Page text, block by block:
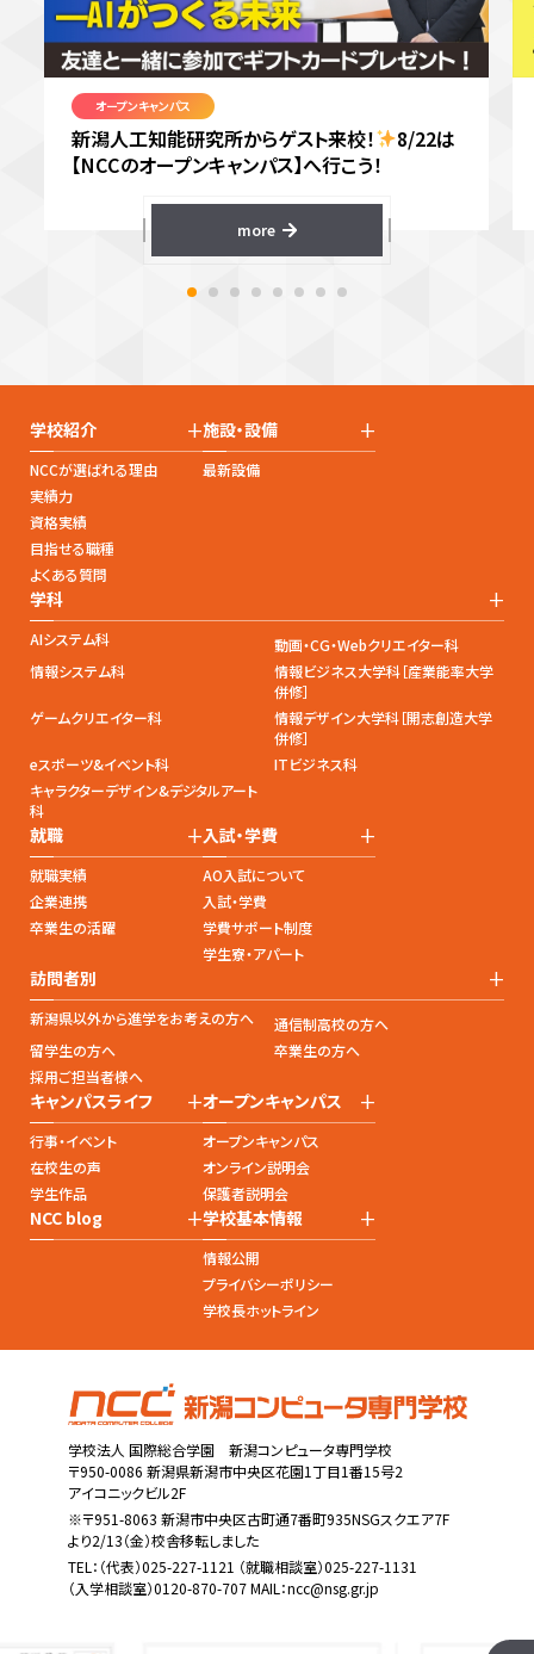
オープンキャンパス
新潟人工知能研究所からゲスト来校！
8/22は
【NCCのオープンキャンパス】へ行こう！
more
学校紹介 +
NCCが選ばれる理由
実績力
資格実績
目指せる職種
よくある質問
施設・設備 +
最新設備
学科 +
AIシステム科
動画・CG・Webクリエイター科
情報システム科
情報ビジネス大学科［産業能率大学
併修］
ゲームクリエイター科
情報デザイン大学科［開志創造大学
併修］
eスポーツ&イベント科
ITビジネス科
キャラクターデザイン&デジタルアート
科
就職 +
就職実績
企業連携
卒業生の活躍
入試・学費 +
AO入試について
入試・学費
学費サポート制度
学生寮・アパート
訪問者別 +
新潟県以外から進学をお考えの方へ
通信制高校の方へ
留学生の方へ
卒業生の方へ
採用ご担当者様へ
キャンパスライフ +
行事・イベント
在校生の声
学生作品
オープンキャンパス +
オープンキャンパス
オンライン説明会
保護者説明会
NCC blog +学校基本情報 +
情報公開
プライバシーポリシー
学校長ホットライン
学校法人 国際総合学園 新潟コンピュータ専門学校
〒950-0086 新潟県新潟市中央区花園1丁目1番15号2
アイコニックビル2F
※〒951-8063 新潟市中央区古町通7番町935NSGスクエア7F
より2/13（金）校舎移転しました
TEL： （代表）025-227-1121 （就職相談室）025-227-1131
（入学相談室）0120-870-707 MAIL：ncc@nsg.gr.jp